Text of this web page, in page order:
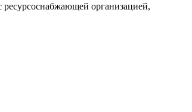
ресурсоснабжающей организацией,